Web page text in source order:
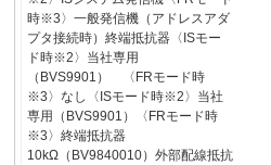
時※3〉一般発信機（アドレスアダ
プタ接続時）終端抵抗器〈ISモー
ド時※2〉当社専用
（BVS9901） 〈FRモード時
※3〉なし〈ISモード時※2〉当社
専用（BVS9901）〈FRモード時
※3〉終端抵抗器
10kΩ（BV9840010）外部配線抵抗